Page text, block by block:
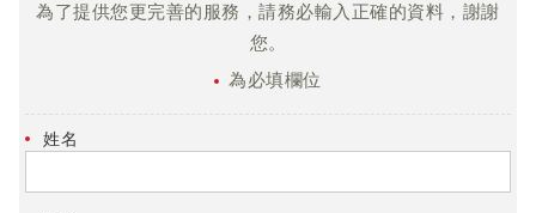
為了提供您更完善的服務，請務必輸入正確的資料，謝謝
您。
為必填欄位
姓名